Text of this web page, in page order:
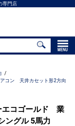
専門店
コン 天井カセット形2方向
コゴールド 業
ングル 5馬力